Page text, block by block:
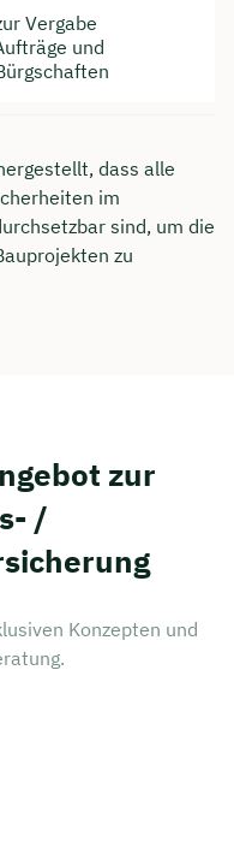
Vergabe
und
dass alle
im
sind, um die
zu
zur
/
Konzepten und